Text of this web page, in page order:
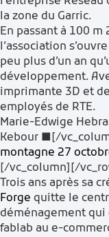
la zone du Garric.
En passant à 100
l’association
peu plus d’un an
développement.
imprimante 3D et
employés de RTE.
Marie-Edwige
Kebour ■[/
montagne 27
[/vc_column][/
Trois ans après sa
Forge quitte le
déménagement qui
fablab au e-